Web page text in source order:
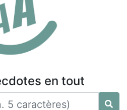
en tout